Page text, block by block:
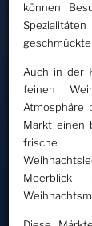
können
Auch in der
feinen
Atmosphäre
Markt einen
frische